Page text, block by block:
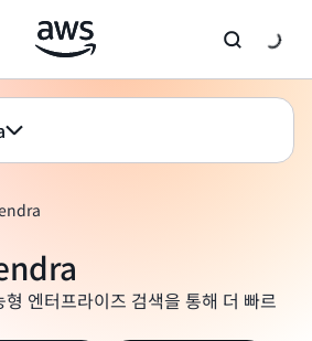
엔터프라이즈 검색을 통해 더 빠르